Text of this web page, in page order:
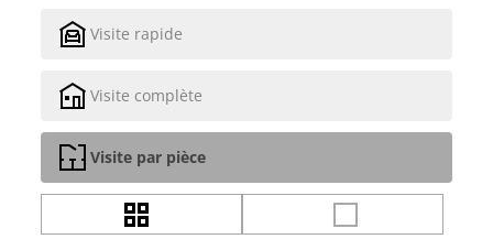
Visite rapide
Visite complète
Visite par pièce